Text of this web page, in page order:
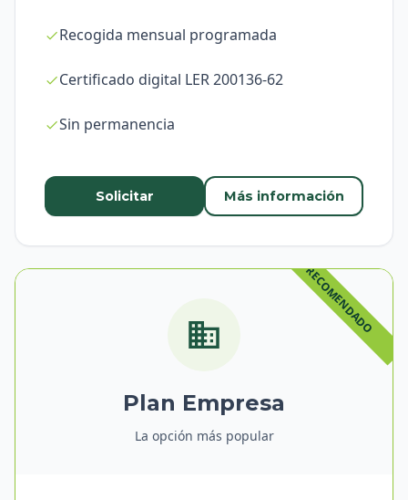
Recogida mensual programada
Certificado digital LER 200136-62
Sin permanencia
Solicitar Más información
Plan Empresa
La opción más popular